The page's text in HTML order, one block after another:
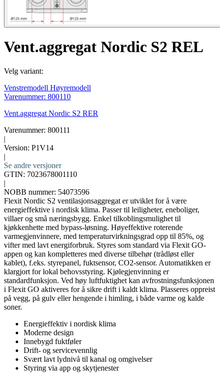
Vent.aggregat Nordic S2 REL
Velg variant:
Venstremodell Høyremodell
Varenummer: 800110
Vent.aggregat Nordic S2 RER
Varenummer: 800111
|
Version: P1V14
|
Se andre versjoner
GTIN: 7023678001110
|
NOBB nummer: 54073596
Flexit Nordic S2 ventilasjonsaggregat er utviklet for å være
energieffektive i nordisk klima. Passer til leiligheter, eneboliger,
villaer og små næringsbygg. Enkel tilkoblingsmulighet til
kjøkkenhette med bypass-løsning. Høyeffektive roterende
varmegjenvinnere, med temperaturvirkningsgrad opp til 85%, og
vifter med lavt energiforbruk. Styres som standard via Flexit GO-
appen og kan kompletteres med diverse tilbehør (trådløst eller
kablet), f.eks. styrepanel, fuktsensor, CO2-sensor. Automatikken er
klargjort for lokal behovsstyring. Kjølegjenvinning er
standardfunksjon. Ved høy luftfuktighet kan avfrostningsfunksjonen
i Flexit GO aktiveres for å sikre drift i kaldt klima. Plasseres oppreist
på vegg, på gulv eller hengende i himling, i både varme og kalde
soner.
Energieffektiv i nordisk klima
Moderne design
Innebygd fuktføler
Drift- og servicevennlig
Svært lavt lydnivå til kanal og omgivelser
Styring via app og skytjenester